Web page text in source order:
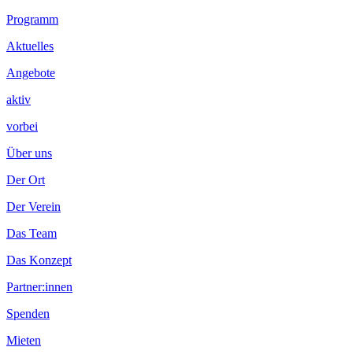
Footer
Inhalt
Programm
Aktuelles
Angebote
aktiv
vorbei
Über uns
Der Ort
Der Verein
Das Team
Das Konzept
Partner:innen
Spenden
Mieten